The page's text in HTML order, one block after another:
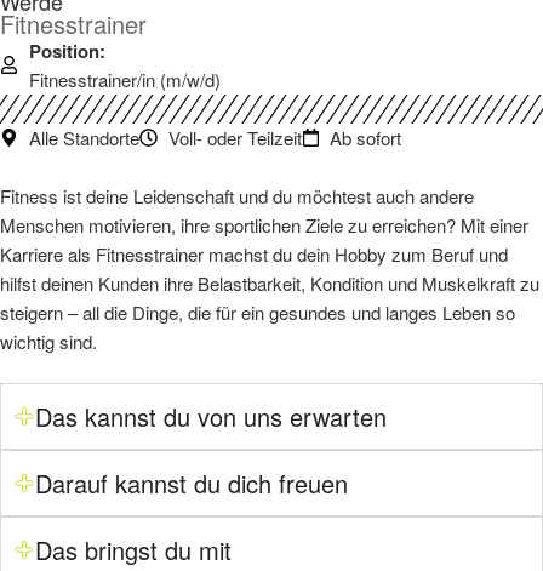
Fitnesstrainer
Position:
Fitnesstrainer/in (m/w/d)
Alle Standorte Voll- oder Teilzeit Ab sofort
Fitness ist deine Leidenschaft und du möchtest auch andere
Menschen motivieren, ihre sportlichen Ziele zu erreichen? Mit einer
Karriere als Fitnesstrainer machst du dein Hobby zum Beruf und
hilfst deinen Kunden ihre Belastbarkeit, Kondition und Muskelkraft zu
steigern – all die Dinge, die für ein gesundes und langes Leben so
wichtig sind.
Das kannst du von uns erwarten
Darauf kannst du dich freuen
Das bringst du mit